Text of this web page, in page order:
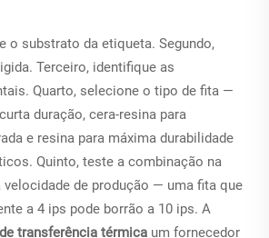
o substrato da etiqueta. Segundo,
Terceiro, identifique as
Quarto, selecione o tipo de fita —
duração, cera-resina para
e resina para máxima durabilidade
Quinto, teste a combinação na
velocidade de produção — uma fita que
a 4 ips pode borrão a 10 ips. A
transferência térmica um fornecedor